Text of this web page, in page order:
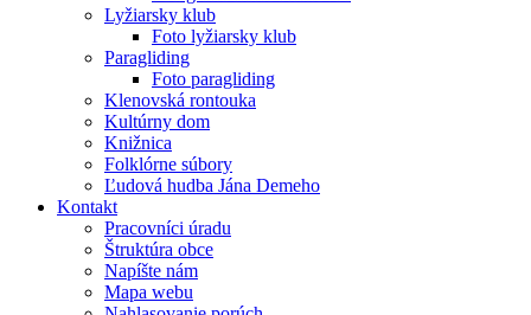
Lyžiarsky klub
Foto lyžiarsky klub
Paragliding
Foto paragliding
Klenovská rontouka
Kultúrny dom
Knižnica
Folklórne súbory
Ľudová hudba Jána Demeho
Kontakt
Pracovníci úradu
Štruktúra obce
Napíšte nám
Mapa webu